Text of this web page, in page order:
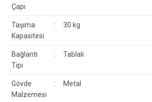
Çapı
Taşıma
Kapasitesi
: 30 kg
Bağlantı
Tipi
: Tablalı
Gövde
Malzemesi
: Metal